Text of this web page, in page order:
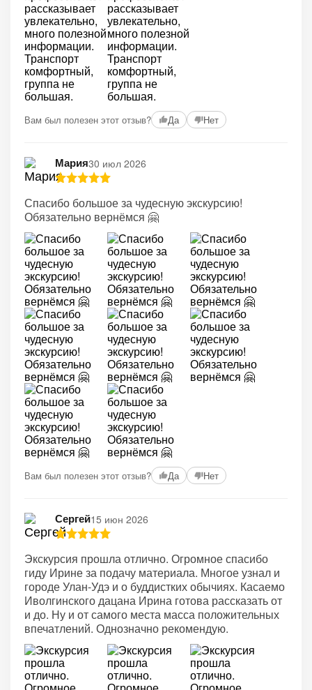
Вам был полезен этот отзыв? Да Нет
Мария30 июл 2026
Спасибо большое за чудесную экскурсию!
Обязательно вернёмся 🤗
Вам был полезен этот отзыв? Да Нет
Сергей15 июн 2026
Экскурсия прошла отлично. Огромное спасибо
гиду Ирине за подачу материала. Многое узнал и
городе Улан-Удэ и о буддистких обычиях. Касаемо
Иволгинского дацана Ирина готова рассказать от
и до. Ну и от самого места масса положительных
впечатлений. Однозначно рекомендую.